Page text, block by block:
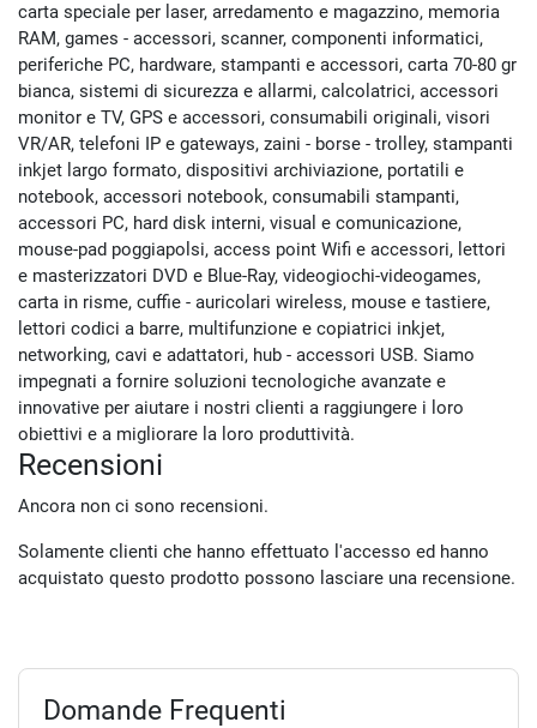
carta speciale per laser, arredamento e magazzino, memoria
RAM, games - accessori, scanner, componenti informatici,
periferiche PC, hardware, stampanti e accessori, carta 70-80 gr
bianca, sistemi di sicurezza e allarmi, calcolatrici, accessori
monitor e TV, GPS e accessori, consumabili originali, visori
VR/AR, telefoni IP e gateways, zaini - borse - trolley, stampanti
inkjet largo formato, dispositivi archiviazione, portatili e
notebook, accessori notebook, consumabili stampanti,
accessori PC, hard disk interni, visual e comunicazione,
mouse-pad poggiapolsi, access point Wifi e accessori, lettori
e masterizzatori DVD e Blue-Ray, videogiochi-videogames,
carta in risme, cuffie - auricolari wireless, mouse e tastiere,
lettori codici a barre, multifunzione e copiatrici inkjet,
networking, cavi e adattatori, hub - accessori USB. Siamo
impegnati a fornire soluzioni tecnologiche avanzate e
innovative per aiutare i nostri clienti a raggiungere i loro
obiettivi e a migliorare la loro produttività.
Recensioni
Ancora non ci sono recensioni.
Solamente clienti che hanno effettuato l'accesso ed hanno
acquistato questo prodotto possono lasciare una recensione.
Domande Frequenti